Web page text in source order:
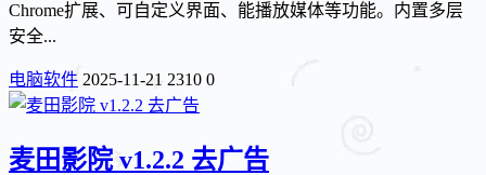
Chrome扩展、可自定义界面、能播放媒体等功能。内置多层
安全...
电脑软件 2025-11-21 2310 0
麦田影院 v1.2.2 去广告